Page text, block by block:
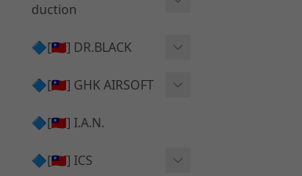
[夢神⧸Morpheus] 碳鋼 內
管
B＆T APC9 系列產品
B＆T SPR300系列產品
HOP膠皮
duction
T-5000
🔷[🇹🇼] DR.BLACK
Hi-capa 彈匣外觀
維護保養
🔷[🇹🇼] GHK AIRSOFT
AR ⧸ M4 GBB 原廠零件
AKM V3 主體 ＆ 原廠零件
🔷[🇹🇼] I.A.N.
🔷[🇹🇼] ICS